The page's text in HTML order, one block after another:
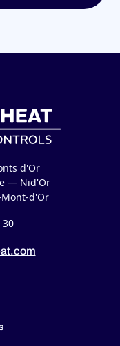
d'Or
— Nid'Or
d'Or
30